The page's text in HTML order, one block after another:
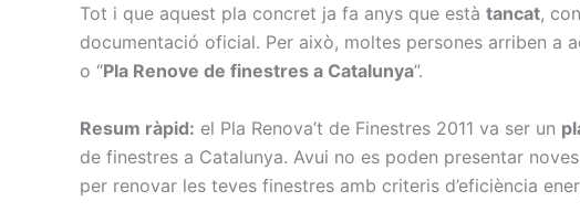
Tot i que aquest pla concret ja fa anys que està tancat,
documentació oficial. Per això, moltes persones arriben a
o “Pla Renove de finestres a Catalunya”.
Resum ràpid: el Pla Renova’t de Finestres 2011 va ser un
de finestres a Catalunya. Avui no es poden presentar
per renovar les teves finestres amb criteris d’eficiència